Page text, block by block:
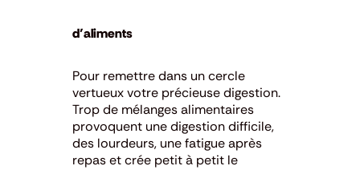
d’aliments
Pour remettre dans un cercle
vertueux votre précieuse digestion.
Trop de mélanges alimentaires
provoquent une digestion difficile,
des lourdeurs, une fatigue après
repas et crée petit à petit le